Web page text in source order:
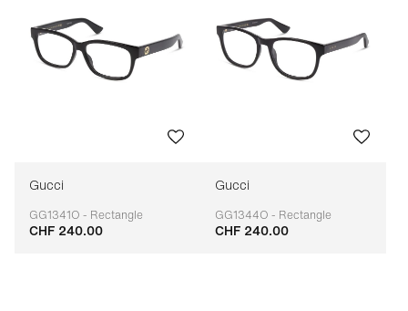
Gucci
GG1341O - Rectangle
Adaptable
CHF 240.00
Gucci
GG1344O - Rectangle
Adaptable
CHF 240.00